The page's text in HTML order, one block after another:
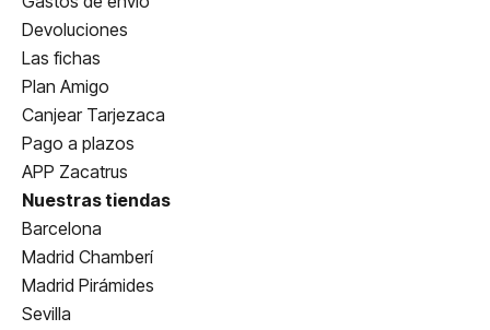
Devoluciones
Las fichas
Plan Amigo
Canjear Tarjezaca
Pago a plazos
APP Zacatrus
Nuestras tiendas
Barcelona
Madrid Chamberí
Madrid Pirámides
Sevilla